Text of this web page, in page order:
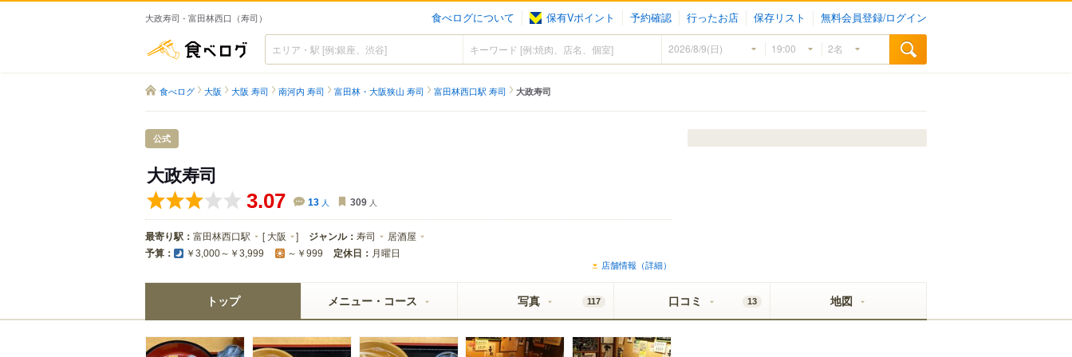
大政寿司 - 富田林西口（寿司） 食べログについて 保有Vポイント 予約確認 行ったお店 保存リスト 無料会員登録/ログイン
食べログ
食べログ 大阪 大阪 寿司 南河内 寿司 富田林・大阪狭山 寿司 富田林西口駅 寿司 大政寿司
公式
大政寿司
3.07 13 人 309 人
最寄り駅： 富田林西口駅 [ 大阪 ] ジャンル： 寿司 居酒屋
予算： ￥3,000～￥3,999 ～￥999 定休日： 月曜日
店舗情報（詳細）
トップ メニュー・コース 写真 117 口コミ 13 地図